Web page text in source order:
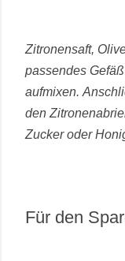
Zitronensaft,
passendes
aufmixen.
den
Zucker oder
Für den